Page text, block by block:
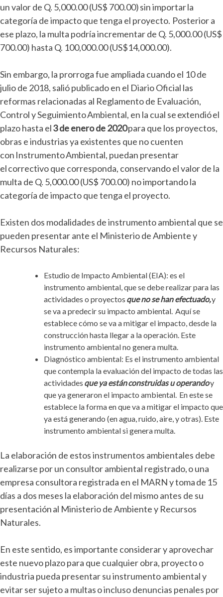
un valor de Q. 5,000.00 (US$ 700.00) sin importar la
categoría de impacto que tenga el proyecto. Posterior a
ese plazo, la multa podría incrementar de Q. 5,000.00 (US$
700.00) hasta Q. 100,000.00 (US$14,000.00).
Sin embargo, la prorroga fue ampliada cuando el 10 de
julio de 2018, salió publicado en el Diario Oficial las
reformas relacionadas al Reglamento de Evaluación,
Control y Seguimiento Ambiental, en la cual se extendió el
plazo hasta el3 de enero de 2020para que los proyectos,
obras e industrias ya existentes que no cuenten
con Instrumento Ambiental, puedan presentar
el correctivo que corresponda, conservando el valor de la
multa de Q. 5,000.00 (US$ 700.00) no importando la
categoría de impacto que tenga el proyecto.
Existen dos modalidades de instrumento ambiental que se
pueden presentar ante el Ministerio de Ambiente y
Recursos Naturales:
Estudio de Impacto Ambiental (EIA): es el
instrumento ambiental, que se debe realizar para las
actividades o proyectos que no se han efectuado,y
se va a predecir su impacto ambiental. Aquí se
establece cómo se va a mitigar el impacto, desde la
construcción hasta llegar a la operación. Este
instrumento ambiental no genera multa.
Diagnóstico ambiental: Es el instrumento ambiental
que contempla la evaluación del impacto de todas las
actividades que ya están construidas u operandoy
que ya generaron el impacto ambiental. En este se
establece la forma en que va a mitigar el impacto que
ya está generando (en agua, ruido, aire, y otras). Este
instrumento ambiental si genera multa.
La elaboración de estos instrumentos ambientales debe
realizarse por un consultor ambiental registrado, o una
empresa consultora registrada en el MARN y toma de 15
días a dos meses la elaboración del mismo antes de su
presentación al Ministerio de Ambiente y Recursos
Naturales.
En este sentido, es importante considerar y aprovechar
este nuevo plazo para que cualquier obra, proyecto o
industria pueda presentar su instrumento ambiental y
evitar ser sujeto a multas o incluso denuncias penales por